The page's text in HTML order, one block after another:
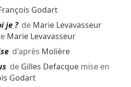
Godart
je ?de Marie Levavasseur
Marie Levavasseur
d'après Molière
de Gilles Defacquemise en
Godart